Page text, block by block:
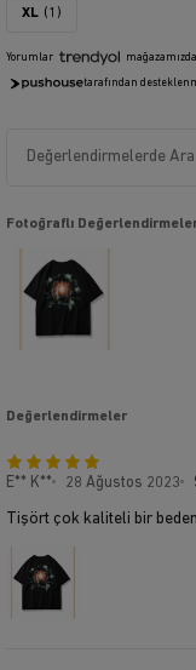
XL (1)
Yorumlar
tarafından
Fotoğraflı
Değerlendirmeler
E** K** 28 Ağustos 2023
Tişört çok kaliteli bir